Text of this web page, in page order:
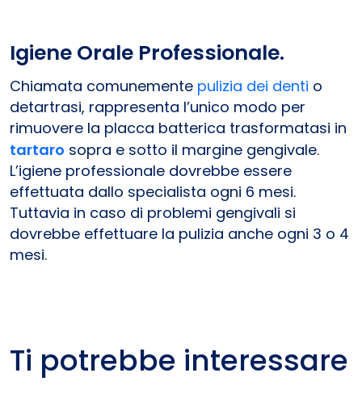
Igiene Orale Professionale.
Chiamata comunemente pulizia dei denti o
detartrasi, rappresenta l’unico modo per
rimuovere la placca batterica trasformatasi in
tartaro sopra e sotto il margine gengivale.
L’igiene professionale dovrebbe essere
effettuata dallo specialista ogni 6 mesi.
Tuttavia in caso di problemi gengivali si
dovrebbe effettuare la pulizia anche ogni 3 o 4
mesi.
Ti potrebbe interessare